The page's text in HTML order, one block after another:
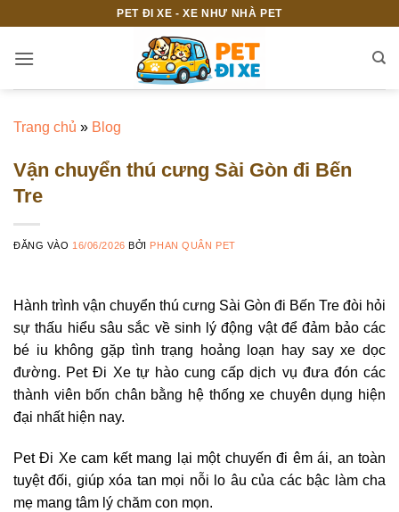
nội
PET ĐI XE - XE NHƯ NHÀ PET
Trang chủ » Blog
Vận chuyển thú cưng Sài Gòn đi Bến
Tre
ĐĂNG VÀO 16/06/2026 BỞI PHAN QUÂN PET
Hành trình vận chuyển thú cưng Sài Gòn đi Bến Tre đòi hỏi
sự thấu hiểu sâu sắc về sinh lý động vật để đảm bảo các
bé iu không gặp tình trạng hoảng loạn hay say xe dọc
đường. Pet Đi Xe tự hào cung cấp dịch vụ đưa đón các
thành viên bốn chân bằng hệ thống xe chuyên dụng hiện
đại nhất hiện nay.
Pet Đi Xe cam kết mang lại một chuyến đi êm ái, an toàn
tuyệt đối, giúp xóa tan mọi nỗi lo âu của các bậc làm cha
mẹ mang tâm lý chăm con mọn.